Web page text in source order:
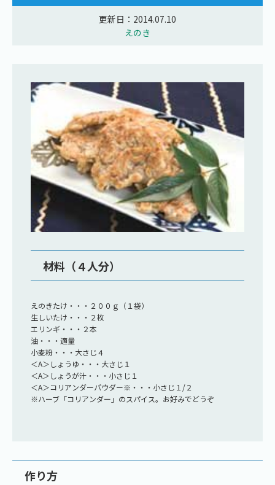
更新日：2014.07.10
えのき
材料（４人分）
えのきたけ・・・２００ｇ（１袋）
生しいたけ・・・２枚
エリンギ・・・２本
油・・・適量
小麦粉・・・大さじ４
＜A＞しょうゆ・・・大さじ１
＜A＞しょうが汁・・・小さじ１
＜A＞コリアンダーパウダー※・・・小さじ１/２
※ハーブ「コリアンダー」のスパイス。お好みでどうぞ
作り方